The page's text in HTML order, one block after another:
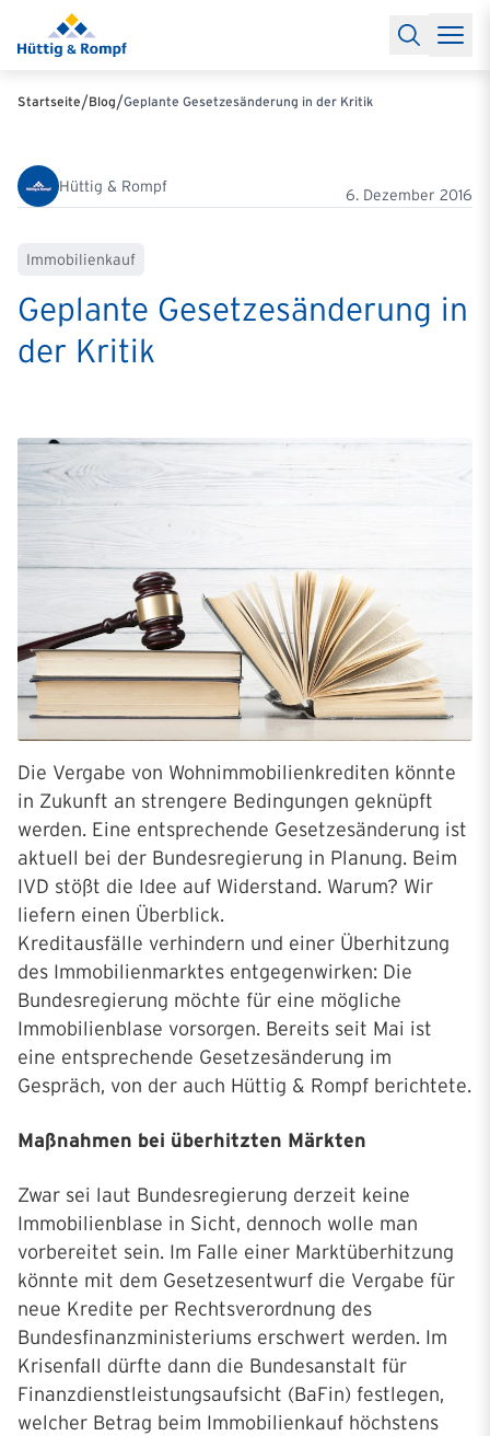
Baufinanzierung
RechnerBaufinanzierungsrechner
Anschlussfinanzierung
Partnerschaft
Partner werden
Käuferprofile 2026
News & Events
Über unsIhre Ansprechpartner
Startseite/Blog/Geplante Gesetzesänderung in der Kritik
Hüttig & Rompf 6. Dezember 2016
Immobilienkauf
Geplante Gesetzesänderung in
der Kritik
Die Vergabe von Wohnimmobilienkrediten könnte
in Zukunft an strengere Bedingungen geknüpft
werden. Eine entsprechende Gesetzesänderung ist
aktuell bei der Bundesregierung in Planung. Beim
IVD stößt die Idee auf Widerstand. Warum? Wir
liefern einen Überblick.
Kreditausfälle verhindern und einer Überhitzung
des Immobilienmarktes entgegenwirken: Die
Bundesregierung möchte für eine mögliche
Immobilienblase vorsorgen. Bereits seit Mai ist
eine entsprechende Gesetzesänderung im
Gespräch, von der auch Hüttig & Rompf berichtete.
Maßnahmen bei überhitzten Märkten
Zwar sei laut Bundesregierung derzeit keine
Immobilienblase in Sicht, dennoch wolle man
vorbereitet sein. Im Falle einer Marktüberhitzung
könnte mit dem Gesetzesentwurf die Vergabe für
neue Kredite per Rechtsverordnung des
Bundesfinanzministeriums erschwert werden. Im
Krisenfall dürfte dann die Bundesanstalt für
Finanzdienstleistungsaufsicht (BaFin) festlegen,
welcher Betrag beim Immobilienkauf höchstens